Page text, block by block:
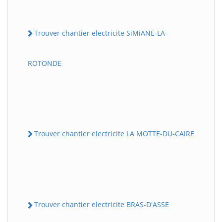
Trouver chantier electricite SiMiANE-LA-
ROTONDE
Trouver chantier electricite LA MOTTE-DU-CAiRE
Trouver chantier electricite BRAS-D'ASSE